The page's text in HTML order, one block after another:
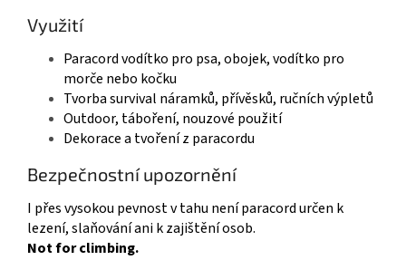
Využití
Paracord vodítko pro psa, obojek, vodítko pro
morče nebo kočku
Tvorba survival náramků, přívěsků, ručních výpletů
Outdoor, táboření, nouzové použití
Dekorace a tvoření z paracordu
Bezpečnostní upozornění
I přes vysokou pevnost v tahu není paracord určen k
lezení, slaňování ani k zajištění osob.
Not for climbing.